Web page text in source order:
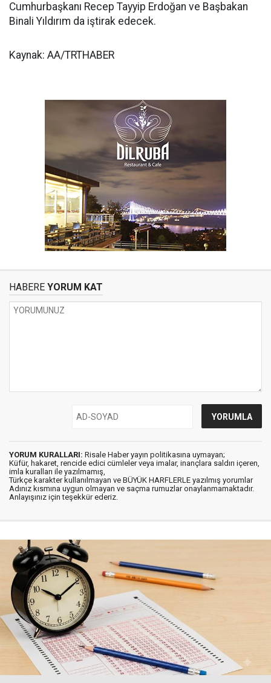
Cumhurbaşkanı Recep Tayyip Erdoğan ve Başbakan
Binali Yıldırım da iştirak edecek.
Kaynak: AA/TRTHABER
HABERE YORUM KAT
YORUM KURALLARI: Risale Haber yayın politikasına uymayan;
Küfür, hakaret, rencide edici cümleler veya imalar, inançlara saldırı içeren,
imla kuralları ile yazılmamış,
Türkçe karakter kullanılmayan ve BÜYÜK HARFLERLE yazılmış yorumlar
Adınız kısmına uygun olmayan ve saçma rumuzlar onaylanmamaktadır.
Anlayışınız için teşekkür ederiz.